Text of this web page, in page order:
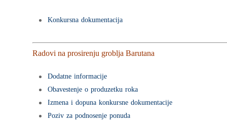
Konkursna dokumentacija
Radovi na prosirenju groblja Barutana
Dodatne informacije
Obavestenje o produzetku roka
Izmena i dopuna konkursne dokumentacije
Poziv za podnosenje ponuda